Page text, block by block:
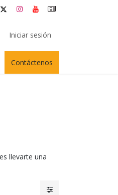
Iniciar sesión
Contáctenos
llevarte una